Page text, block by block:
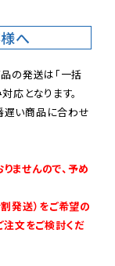
へ
の発送は「一括
応となります。
遅い商品に合わせ
ませんので、予め
発送）をご希望の
注文をご検討くだ